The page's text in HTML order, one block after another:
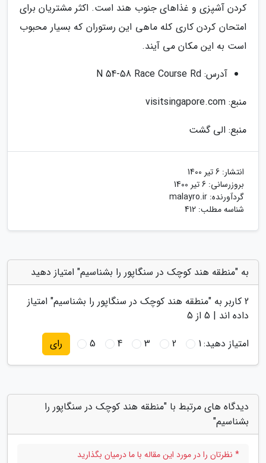
کردن آشپزی و غذاهای جنوب هند است. اکثر مشتریان برای
امتحان کردن کاری کله ماهی این رستوران که بسیار محبوب
است به این مکان می آیند.
آدرس: N 54-58 Race Course Rd
منبع: visitsingapore.com
منبع: الی گشت
انتشار: 6 تیر 1400
بروزرسانی: 6 تیر 1400
گردآورنده: malayro.ir
شناسه مطلب: 412
به "منطقه هند کوچک در سنگاپور را بشناسیم" امتیاز دهید
2 کاربر به "منطقه هند کوچک در سنگاپور را بشناسیم" امتیاز
داده اند | 5 از 5
امتیاز دهید:1
2
3
4
5 رای
دیدگاه های مرتبط با "منطقه هند کوچک در سنگاپور را
بشناسیم"
* نظرتان را در مورد این مقاله با ما درمیان بگذارید